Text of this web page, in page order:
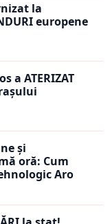
la
europene
a ATERIZAT
și
oră: Cum
Aro